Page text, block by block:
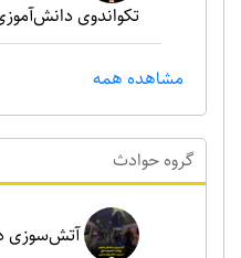
تکواندوی
مشاهده همه
گروه حوادث
آتش‌سوزی